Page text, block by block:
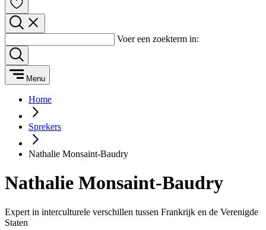
Voer een zoekterm in:
Menu
Home
Sprekers
Nathalie Monsaint-Baudry
Nathalie Monsaint-Baudry
Expert in interculturele verschillen tussen Frankrijk en de Verenigde
Staten